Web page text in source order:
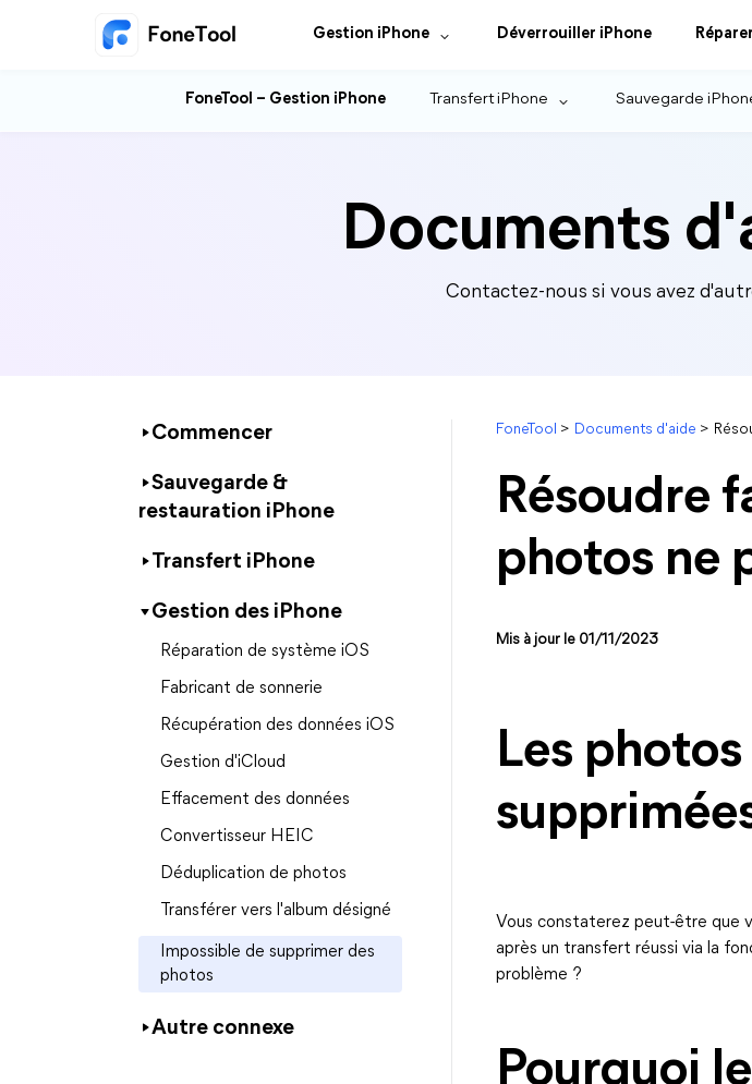
Gestion iPhone Déverrouiller iPhone
FoneTool – Gestion iPhone Transfert iPhone Sauvegarde
Documents
Contactez-nous si vous avez
Commencer
Sauvegarde &
restauration iPhone
Transfert iPhone
Gestion des iPhone
Réparation de système iOS
Fabricant de sonnerie
Récupération des données iOS
Gestion d'iCloud
Effacement des données
Convertisseur HEIC
Déduplication de photos
Transférer vers l'album désigné
Impossible de supprimer des
photos
Autre connexe
FoneTool > Documents d'aide >
Résoudre
photos ne
Mis à jour le 01/11/2023
Les
Vous constaterez peut-être que
après un transfert réussi via la
problème ?
Pourquoi